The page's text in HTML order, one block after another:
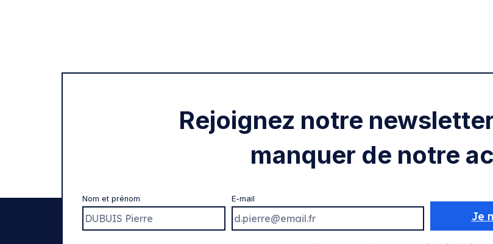
Rejoignez notre
manquer de notre
Nom et prénom E-mail
Je